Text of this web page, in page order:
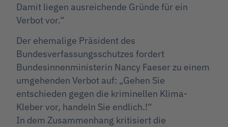
Damit liegen ausreichende Gründe für ein
Verbot vor.“
Der ehemalige Präsident des
Bundesverfassungsschutzes fordert
Bundesinnenministerin Nancy Faeser zu einem
umgehenden Verbot auf: „Gehen Sie
entschieden gegen die kriminellen Klima-
Kleber vor, handeln Sie endlich.!“
In dem Zusammenhang kritisiert die